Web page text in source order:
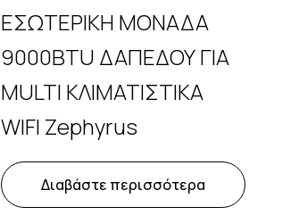
ΕΣΩΤΕΡΙΚΗ ΜΟΝΑΔΑ
9000BTU ΔΑΠΕΔΟΥ ΓΙΑ
MULTI ΚΛΙΜΑΤΙΣΤΙΚΑ
WIFI Zephyrus
Διαβάστε περισσότερα